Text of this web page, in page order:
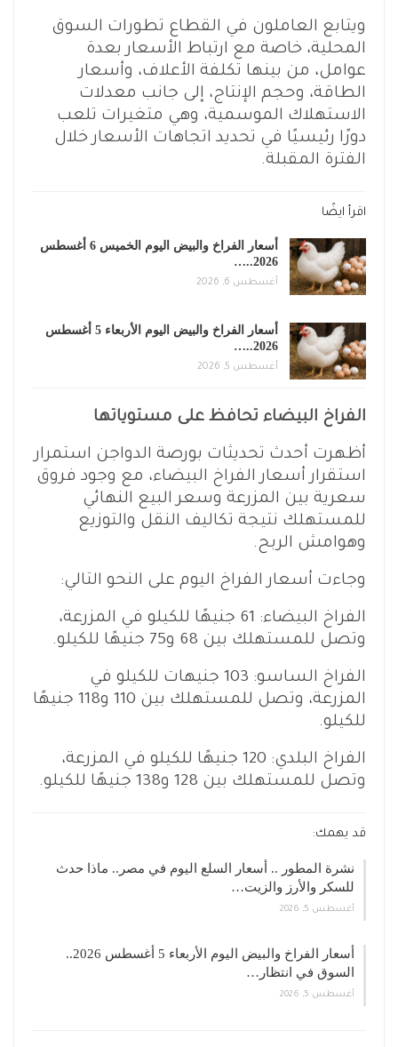
ويتابع العاملون في القطاع تطورات السوق
المحلية، خاصة مع ارتباط الأسعار بعدة
عوامل، من بينها تكلفة الأعلاف، وأسعار
الطاقة، وحجم الإنتاج، إلى جانب معدلات
الاستهلاك الموسمية، وهي متغيرات تلعب
دورًا رئيسيًا في تحديد اتجاهات الأسعار خلال
الفترة المقبلة.
اقرأ ايضًا
أسعار الفراخ والبيض اليوم الخميس 6 أغسطس
2026..…
أغسطس 6, 2026
أسعار الفراخ والبيض اليوم الأربعاء 5 أغسطس
2026..…
أغسطس 5, 2026
الفراخ البيضاء تحافظ على مستوياتها
أظهرت أحدث تحديثات بورصة الدواجن استمرار
استقرار أسعار الفراخ البيضاء، مع وجود فروق
سعرية بين المزرعة وسعر البيع النهائي
للمستهلك نتيجة تكاليف النقل والتوزيع
وهوامش الربح.
وجاءت أسعار الفراخ اليوم على النحو التالي:
الفراخ البيضاء: 61 جنيهًا للكيلو في المزرعة،
وتصل للمستهلك بين 68 و75 جنيهًا للكيلو.
الفراخ الساسو: 103 جنيهات للكيلو في
المزرعة، وتصل للمستهلك بين 110 و118 جنيهًا
للكيلو.
الفراخ البلدي: 120 جنيهًا للكيلو في المزرعة،
وتصل للمستهلك بين 128 و138 جنيهًا للكيلو.
قد يهمك:
نشرة المطور .. أسعار السلع اليوم في مصر.. ماذا حدث
للسكر والأرز والزيت…
أغسطس 5, 2026
أسعار الفراخ والبيض اليوم الأربعاء 5 أغسطس 2026..
السوق في انتظار…
أغسطس 5, 2026